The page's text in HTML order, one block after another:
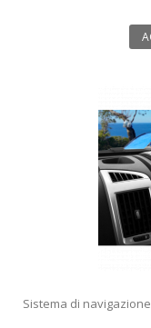
Sistema di